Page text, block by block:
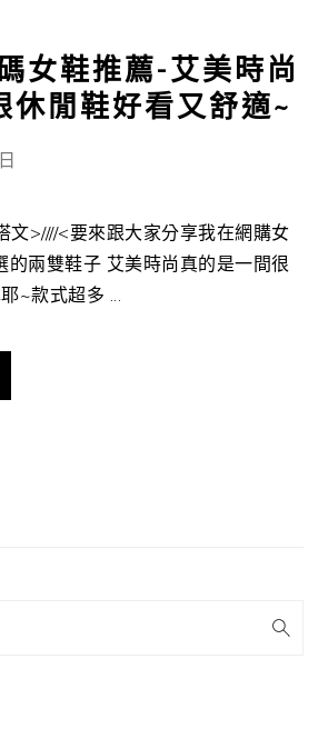
女鞋推薦-艾美時尚
休閒鞋好看又舒適~
文>////<要來跟大家分享我在網購女
的兩雙鞋子 艾美時尚真的是一間很
~款式超多 ...